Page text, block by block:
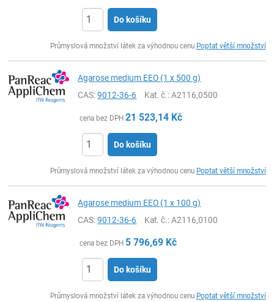
Do košíku
Průmyslová množství látek za výhodnou cenu Poptat větší množství
Agarose medium EEO (1 x 500 g)
CAS:9012-36-6 Kat. č.: A2116,0500
cena bez DPH 21 523,14 Kč
Do košíku
Průmyslová množství látek za výhodnou cenu Poptat větší množství
Agarose medium EEO (1 x 100 g)
CAS:9012-36-6 Kat. č.: A2116,0100
cena bez DPH 5 796,69 Kč
Do košíku
Průmyslová množství látek za výhodnou cenu Poptat větší množství